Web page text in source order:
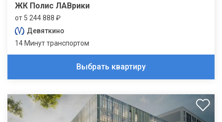
ЖК Полис ЛАВрики
от 5 244 888 ₽
Девяткино
14 Минут транспортом
Выбрать квартиру